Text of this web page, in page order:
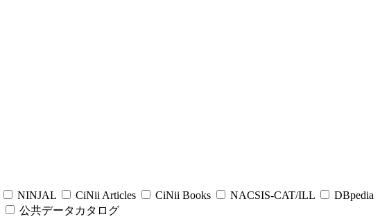
NINJAL CiNii Articles CiNii Books NACSIS-CAT/ILL
DBpedia
公共データカタログ